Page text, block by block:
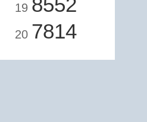
19
20 7814